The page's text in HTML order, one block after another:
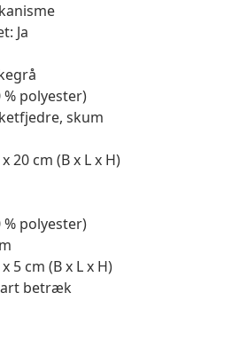
Ja
polyester)
skum
20 cm (B x L x H)
polyester)
5 cm (B x L x H)
betræk